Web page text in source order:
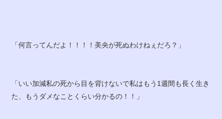
「何言ってんだよ！！！！美央が死ぬわけねぇだろ？」
「いい加減私の死から目を背けないで私はもう1週間も長く生き
た、もうダメなことくらい分かるの！！」